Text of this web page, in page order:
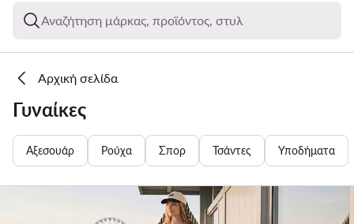
Αναζήτηση μάρκας, προϊόντος, στυλ
Αρχική σελίδα
Γυναίκες
Αξεσουάρ Ρούχα Σπορ Τσάντες Υποδήματα